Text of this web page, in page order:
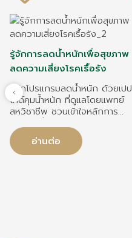
รู้จักการลดน้ำหนักเพื่อสุขภาพ
ลดความเสี่ยงโรคเรื้อรัง
รู้จักโปรแกรมลดน้ำหนัก ด้วยเปป
ไทด์คุมน้ำหนัก ที่ดูแลโดยแพทย์
สหวิชาชีพ ชวนเข้าใจหลักการ
รักษา ผู้ที่เหมาะสม และแนวทาง
ดูแลสุขภาพอย่างยั่งยืน
อ่านต่อ